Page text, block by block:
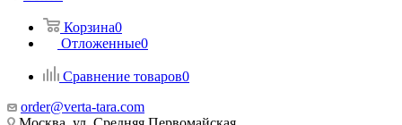
Корзина0
Отложенные0
Сравнение товаров0
order@verta-tara.com